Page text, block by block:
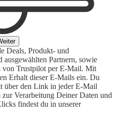
Deals, Produkt- und
Partnern, sowie
von Trustpilot per E-Mail. Mit
Erhalt dieser E-Mails ein. Du
über den Link in jeder E-Mail
Verarbeitung Deiner Daten und
findest du in unserer